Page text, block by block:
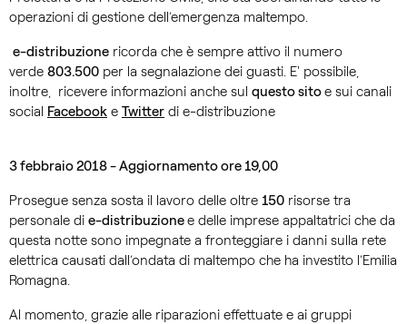
operazioni di gestione dell’emergenza maltempo.
e-distribuzione ricorda che è sempre attivo il numero
verde 803.500 per la segnalazione dei guasti. E' possibile,
inoltre, ricevere informazioni anche sul questo sitoe sui canali
social Facebook e Twitter di e-distribuzione
3 febbraio 2018 - Aggiornamento ore 19,00
Prosegue senza sosta il lavoro delle oltre 150 risorse tra
personale di e-distribuzionee delle imprese appaltatrici che da
questa notte sono impegnate a fronteggiare i danni sulla rete
elettrica causati dall’ondata di maltempo che ha investito l’Emilia
Romagna.
Al momento, grazie alle riparazioni effettuate e ai gruppi